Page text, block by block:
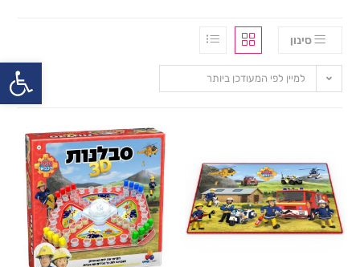
סינון
למיין לפי המעודכן ביותר